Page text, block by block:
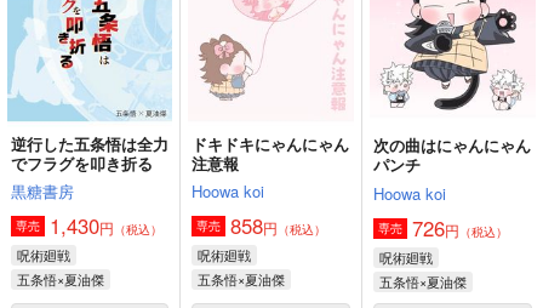
蒼氷のプリズム
黒糖書房
1,430 円 （税込）
五条悟×夏油傑
忘れ水の渇求
黒糖書房
1,430円 （税込）
五条悟×夏油傑
青の天衣
黒糖書房
1,430円 （税込）
五条悟×夏油傑
呪術廻戦
五条悟×夏油傑
サンプル
カート
呪術廻戦 オールキャラ
サンプル
五条悟×夏油傑
サンプル
逆行した五条悟は全力
でフラグを叩き折る
黒糖書房
専売 1,430円 （税込）
呪術廻戦
五条悟×夏油傑
ドキドキにゃんにゃん
注意報
Hoowa koi
専売 858円 （税込）
呪術廻戦
五条悟×夏油傑
次の曲はにゃんにゃん
パンチ
Hoowa koi
専売 726円 （税込）
呪術廻戦
五条悟×夏油傑